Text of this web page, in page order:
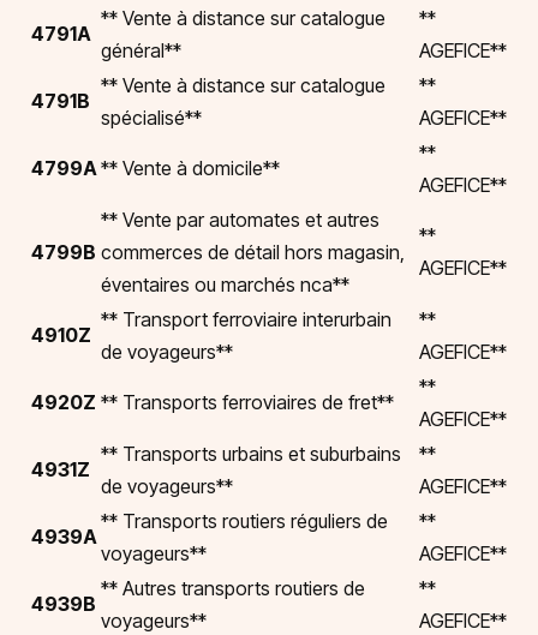
4791A
** Vente à distance sur catalogue
général**
**
AGEFICE**
4791B
** Vente à distance sur catalogue
spécialisé**
**
AGEFICE**
4799A** Vente à domicile**
**
AGEFICE**
4799B
** Vente par automates et autres
commerces de détail hors magasin,
éventaires ou marchés nca**
**
AGEFICE**
4910Z
** Transport ferroviaire interurbain
de voyageurs**
**
AGEFICE**
4920Z ** Transports ferroviaires de fret**
**
AGEFICE**
4931Z
** Transports urbains et suburbains
de voyageurs**
**
AGEFICE**
4939A
** Transports routiers réguliers de
voyageurs**
**
AGEFICE**
4939B
** Autres transports routiers de
voyageurs**
**
AGEFICE**